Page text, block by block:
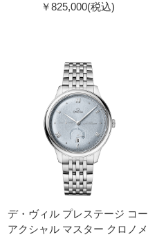
￥825,000(税込)
デ・ヴィル プレステージ コー
アクシャル マスター クロノメ